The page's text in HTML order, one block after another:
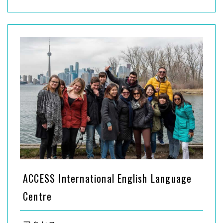
ACCESS International English Language
Centre